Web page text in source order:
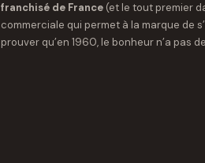
franchisé de France(et le tout premier
commerciale qui permet à la marque de
prouver qu’en 1960, le bonheur n’a pas